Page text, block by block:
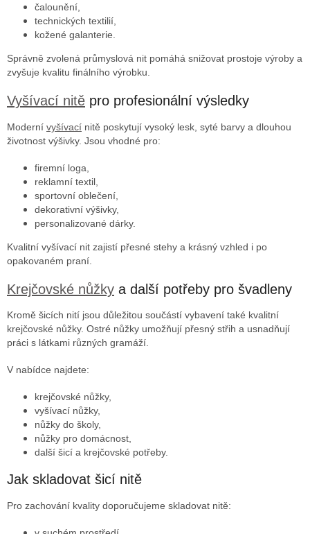
čalounění,
technických textilií,
kožené galanterie.
Správně zvolená průmyslová nit pomáhá snižovat prostoje výroby a
zvyšuje kvalitu finálního výrobku.
Vyšívací nitě pro profesionální výsledky
Moderní vyšívací nitě poskytují vysoký lesk, syté barvy a dlouhou
životnost výšivky. Jsou vhodné pro:
firemní loga,
reklamní textil,
sportovní oblečení,
dekorativní výšivky,
personalizované dárky.
Kvalitní vyšívací nit zajistí přesné stehy a krásný vzhled i po
opakovaném praní.
Krejčovské nůžky a další potřeby pro švadleny
Kromě šicích nití jsou důležitou součástí vybavení také kvalitní
krejčovské nůžky. Ostré nůžky umožňují přesný střih a usnadňují
práci s látkami různých gramáží.
V nabídce najdete:
krejčovské nůžky,
vyšívací nůžky,
nůžky do školy,
nůžky pro domácnost,
další šicí a krejčovské potřeby.
Jak skladovat šicí nitě
Pro zachování kvality doporučujeme skladovat nitě: